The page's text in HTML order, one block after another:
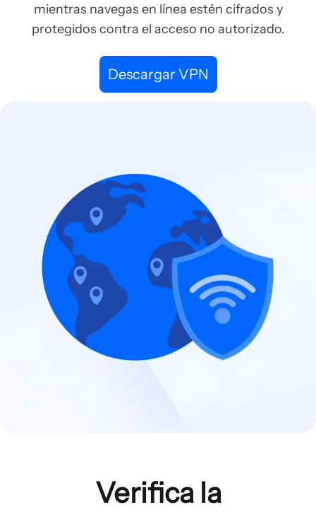
mientras navegas en línea estén cifrados y
protegidos contra el acceso no autorizado.
Descargar VPN
Verifica la